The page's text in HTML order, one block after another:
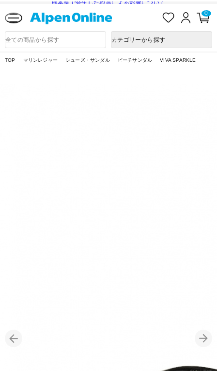
熊本県で発生した地震による影響について
入
ロ
ン
0
品
検
カテゴリーから探す
TOP マリンレジャー シューズ・サンダル ビーチサンダル VIVA SPARKLE